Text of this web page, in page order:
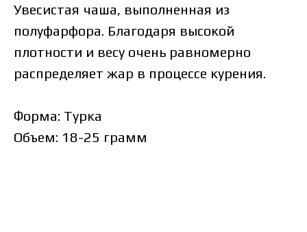
Увесистая чаша, выполненная из
полуфарфора. Благодаря высокой
плотности и весу очень равномерно
распределяет жар в процессе курения.
Форма: Турка
Объем: 18-25 грамм